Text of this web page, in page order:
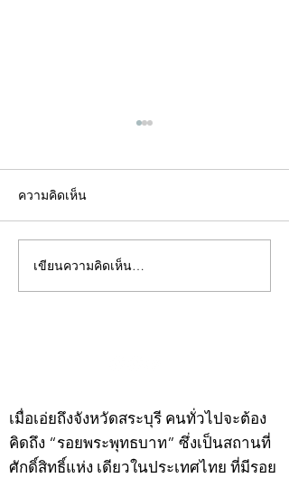
คอลัมน์"จับชีพจรวงการ
พระ"ประจำพุธที่ 29
ความคิดเห็น
เขียนความคิดเห็น…
เมื่อเอ่ยถึงจังหวัดสระบุรี คนทั่วไปจะต้อง
คิดถึง “รอยพระพุทธบาท” ซึ่งเป็นสถานที่
ศักดิ์สิทธิ์แห่ง เดียวในประเทศไทย ที่มีรอย